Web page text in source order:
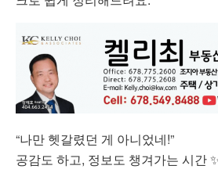
“나만 헷갈렸던 게 아니었네!”
공감도 하고, 정보도 챙겨가는 시간